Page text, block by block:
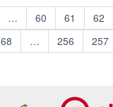
… 60 61 62
68 … 256 257